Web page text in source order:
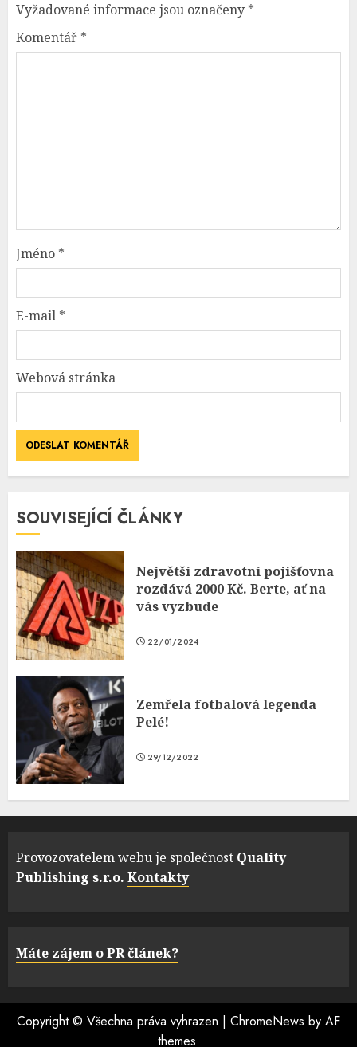
Vyžadované informace jsou označeny *
Komentář *
Jméno *
E-mail *
Webová stránka
SOUVISEJÍCÍ ČLÁNKY
Největší zdravotní pojišťovna
rozdává 2000 Kč. Berte, ať na
vás vyzbude
22/01/2024
Zemřela fotbalová legenda
Pelé!
29/12/2022
Provozovatelem webu je společnost Quality
Publishing s.r.o. Kontakty
Máte zájem o PR článek?
Copyright © Všechna práva vyhrazen | ChromeNews by AF
themes.